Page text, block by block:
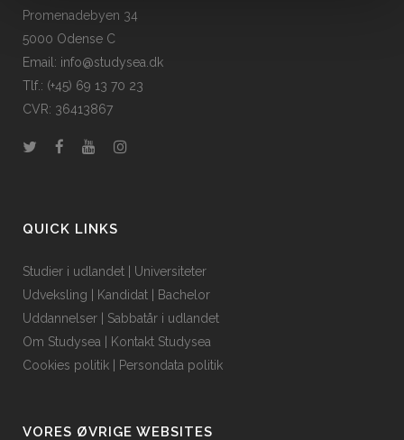
Promenadebyen 34
5000 Odense C
Email: info@studysea.dk
Tlf.: (+45) 69 13 70 23
CVR: 36413867
QUICK LINKS
Studier i udlandet
Universiteter
Udveksling
Kandidat
Bachelor
Uddannelser
Sabbatår i udlandet
Om Studysea
Kontakt Studysea
Cookies politik
Persondata politik
VORES ØVRIGE WEBSITES